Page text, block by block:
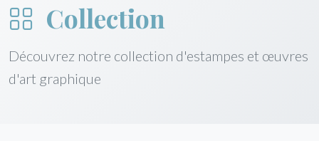
Collection
Découvrez notre collection d'estampes et œuvres
d'art graphique